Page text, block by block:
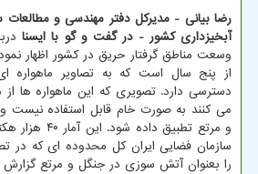
رضا بیانی - مدیرکل دفتر مهندسی و مطالعات
آبخیزداری کشور - در گفت و گو با ایسنا
وسعت مناطق گرفتار حریق در کشور اظهار
از پنج سال است که به تصاویر ماهواره
دسترسی دارد. تصویری که این ماهواره ها از
می کنند به صورت خام قابل استفاده نیست
و مرتع تطبیق
سازمان فضایی ایران کل محدوده ای که در
را بعنوان آتش سوزی در جنگل و مرتع